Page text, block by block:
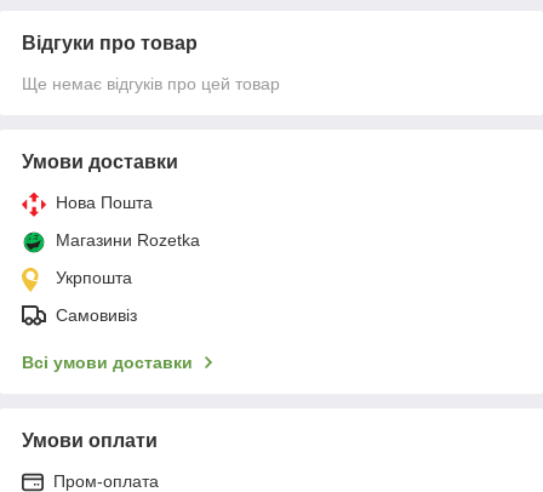
Відгуки про товар
Ще немає відгуків про цей товар
Умови доставки
Нова Пошта
Магазини Rozetka
Укрпошта
Самовивіз
Всі умови доставки
Умови оплати
Пром-оплата